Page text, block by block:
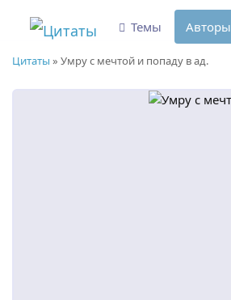
Цитаты » Умру с мечтой и попаду в ад.
Темы Авторы